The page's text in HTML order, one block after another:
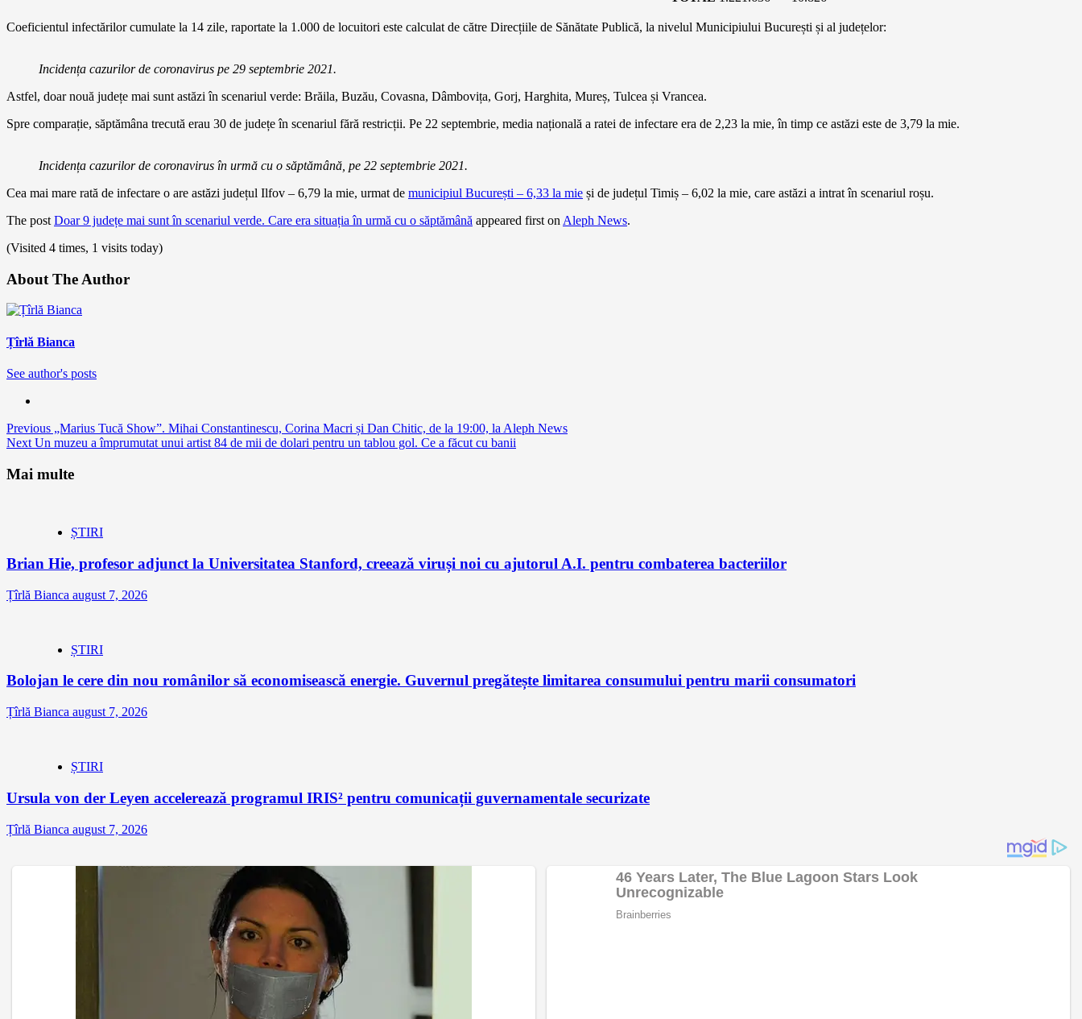
Coeficientul infectărilor cumulate la 14 zile, raportate la 1.000 de locuitori este calculat de către Direcțiile de Sănătate Publică, la nivelul Municipiului București și al județelor:
Incidența cazurilor de coronavirus pe 29 septembrie 2021.
Astfel, doar nouă județe mai sunt astăzi în scenariul verde: Brăila, Buzău, Covasna, Dâmbovița, Gorj, Harghita, Mureș, Tulcea și Vrancea.
Spre comparație, săptămâna trecută erau 30 de județe în scenariul fără restricții. Pe 22 septembrie, media națională a ratei de infectare era de 2,23 la mie, în timp ce astăzi este de 3,79 la mie.
Incidența cazurilor de coronavirus în urmă cu o săptămână, pe 22 septembrie 2021.
Cea mai mare rată de infectare o are astăzi județul Ilfov – 6,79 la mie, urmat de municipiul București – 6,33 la mie și de județul Timiș – 6,02 la mie, care astăzi a intrat în scenariul roșu.
The post Doar 9 județe mai sunt în scenariul verde. Care era situația în urmă cu o săptămână appeared first on Aleph News.
(Visited 4 times, 1 visits today)
About The Author
Țîrlă Bianca
See author's posts
Continue
Reading
Previous „Marius Tucă Show”. Mihai Constantinescu, Corina Macri și Dan Chitic, de la 19:00, la Aleph News
Next Un muzeu a împrumutat unui artist 84 de mii de dolari pentru un tablou gol. Ce a făcut cu banii
Mai multe
ȘTIRI
Brian Hie, profesor adjunct la Universitatea Stanford, creează viruși noi cu ajutorul A.I. pentru combaterea bacteriilor
Țîrlă Bianca august 7, 2026
ȘTIRI
Bolojan le cere din nou românilor să economisească energie. Guvernul pregătește limitarea consumului pentru marii consumatori
Țîrlă Bianca august 7, 2026
ȘTIRI
Ursula von der Leyen accelerează programul IRIS² pentru comunicații guvernamentale securizate
Țîrlă Bianca august 7, 2026